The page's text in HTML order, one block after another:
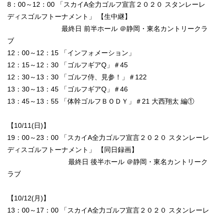
8：00～12：00 「スカイA全力ゴルフ宣言２０２０ スタンレーレ
ディスゴルフトーナメント」 【生中継】
最終日 前半ホール ＠静岡・東名カントリークラ
ブ
12：00～12：15 「インフォメーション」
12：15～12：30 「ゴルフギアQ」＃45
12：30～13：30 「ゴルフ侍、見参！」＃122
13：30～13：45 「ゴルフギアQ」＃46
13：45～13：55 「体幹ゴルフＢＯＤＹ」＃21 大西翔太 編①
【10/11(日)】
19：00～23：00 「スカイA全力ゴルフ宣言２０２０ スタンレーレ
ディスゴルフトーナメント」 【同日録画】
最終日 後半ホール ＠静岡・東名カントリーク
ラブ
【10/12(月)】
13：00～17：00 「スカイA全力ゴルフ宣言２０２０ スタンレーレ